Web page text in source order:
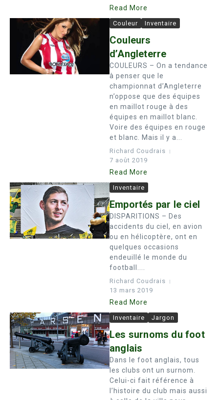
Read More
Couleur Inventaire
Couleurs
d’Angleterre
COULEURS – On a tendance
à penser que le
championnat d’Angleterre
n’oppose que des équipes
en maillot rouge à des
équipes en maillot blanc.
Voire des équipes en rouge
et blanc. Mais il y a...
Richard Coudrais
7 août 2019
Read More
Inventaire
Emportés par le ciel
DISPARITIONS – Des
accidents du ciel, en avion
ou en hélicoptère, ont en
quelques occasions
endeuillé le monde du
football....
Richard Coudrais
13 mars 2019
Read More
Inventaire Jargon
Les surnoms du foot
anglais
Dans le foot anglais, tous
les clubs ont un surnom.
Celui-ci fait référence à
l’histoire du club mais aussi